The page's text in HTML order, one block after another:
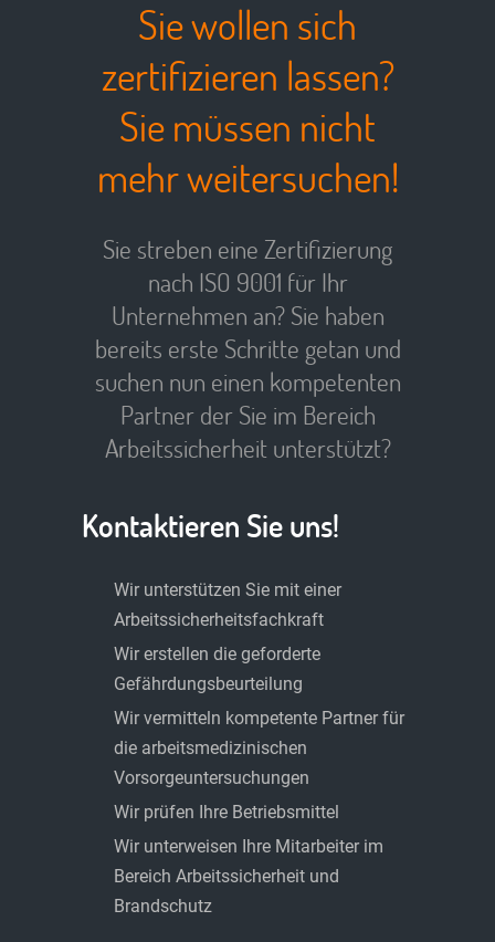
Sie wollen sich
zertifizieren lassen?
Sie müssen nicht
mehr weitersuchen!
Sie streben eine Zertifizierung
nach ISO 9001 für Ihr
Unternehmen an? Sie haben
bereits erste Schritte getan und
suchen nun einen kompetenten
Partner der Sie im Bereich
Arbeitssicherheit unterstützt?
Kontaktieren Sie uns!
Wir unterstützen Sie mit einer
Arbeitssicherheitsfachkraft
Wir erstellen die geforderte
Gefährdungsbeurteilung
Wir vermitteln kompetente Partner für
die arbeitsmedizinischen
Vorsorgeuntersuchungen
Wir prüfen Ihre Betriebsmittel
Wir unterweisen Ihre Mitarbeiter im
Bereich Arbeitssicherheit und
Brandschutz